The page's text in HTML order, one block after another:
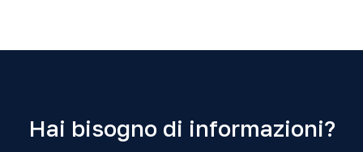
Hai bisogno di informazioni?